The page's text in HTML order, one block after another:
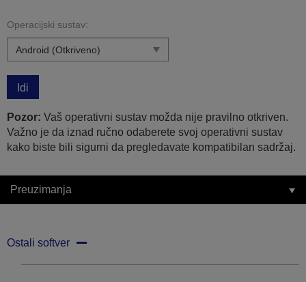
Operacijski sustav:
Idi
Pozor: Vaš operativni sustav možda nije pravilno otkriven.
Važno je da iznad ručno odaberete svoj operativni sustav
kako biste bili sigurni da pregledavate kompatibilan sadržaj.
Preuzimanja
Ostali softver